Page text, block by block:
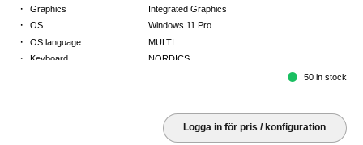
· Graphics Integrated Graphics
· OS Windows 11 Pro
· OS language MULTI
· Keyboard NORDICS
50 in stock
Logga in för pris / konfiguration